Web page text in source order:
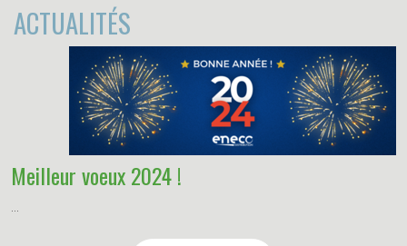
ACTUALITÉS
Meilleur voeux 2024 !